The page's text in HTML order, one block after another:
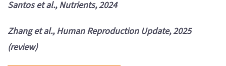
Santos et al., Nutrients, 2024
Zhang et al., Human Reproduction Update, 2025
(review)